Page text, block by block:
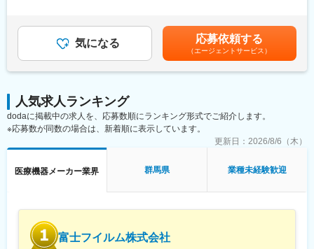
◎自己新記録賞（自身の販売台数を超える）
◎チーム賞（チームでノルマを超える）
◎年間の売上トップ3
■モデル年収・キャリアパス：
・絶対評価で営業成績が反映され、リーダー／主任／課長とキャ
リアアップすることができます。課長職になると、役職手当5万円
変更の範囲：会社の定める業務
海外ビジネスの最前線で挑戦を重ねながら、自身のアイデアを形
にし、事業とともに成長していきたい方のご応募をお待ちしてい
・国内外パートナー企業との連携、事業企画・販売企画の立案
・仮説検証の計画・実行、事業計画・販売戦略の策定
・販路開拓、販売促進
張での活動を行います。
海外出張や海外駐在などをお任せする予定です。
ります。月給(月額)は固定手当を含めた表記です。
気になる 応募依頼する
（エージェントサービス）
人気求人ランキング
dodaに掲載中の求人を、応募数順にランキング形式でご紹介します。
※応募数が同数の場合は、新着順に表示しています。
更新日： 2026/8/6（木）
医療機器メーカー業界 群馬県 業種未経験歓迎
富士フイルム株式会社